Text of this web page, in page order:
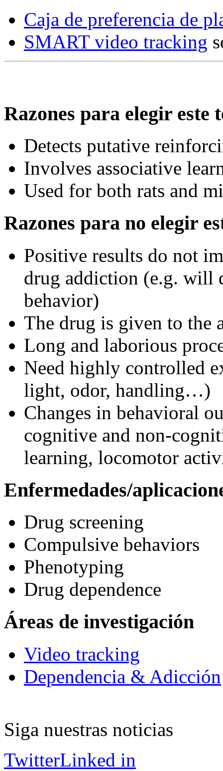
Caja de preferencia de
SMART video tracking
Razones para elegir este
Detects putative
Involves associative
Used for both rats and
Razones para no elegir
Positive results do not
drug addiction (e.g. will
behavior)
The drug is given to the
Long and laborious
Need highly controlled
light, odor, handling…)
Changes in behavioral
cognitive and non-
learning, locomotor
Enfermedades/
Drug screening
Compulsive behaviors
Phenotyping
Drug dependence
Áreas de investigación
Video tracking
Dependencia & Adicción
Siga nuestras noticias
TwitterLinked in